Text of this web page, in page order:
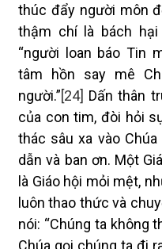
thúc đẩy người môn
thậm chí là bách
“người loan báo Tin
tâm hồn say mê
người.”[24] Dấn thân
của con tim, đòi hỏi
thác sâu xa vào
dẫn và ban ơn. Một
là Giáo hội mỏi mệt,
luôn thao thức và
nói: “Chúng ta không